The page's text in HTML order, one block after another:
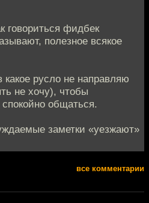
говориться фидбек
полезное всякое
русло не направляю
не хочу), чтобы
общаться.
заметки «уезжают»
все комментарии